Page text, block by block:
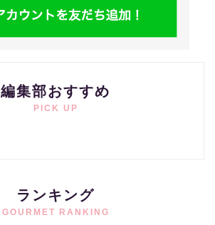
編集部おすすめ
PICK UP
ランキング
GOURMET RANKING